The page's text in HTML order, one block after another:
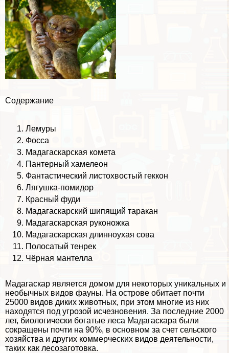
Содержание
Лемуры
Фосса
Мадагаскарская комета
Пантерный хамелеон
Фантастический листохвостый геккон
Лягушка-помидор
Красный фуди
Мадагаскарский шипящий таpaкан
Мадагаскарская руконожка
Мадагаскарская длинноухая сова
Полосатый тенрек
Чёрная мантелла
Мадагаскар является домом для некоторых уникальных и
необычных видов фауны. На острове обитает почти
25000 видов диких животных, при этом многие из них
находятся под угрозой исчезновения. За последние 2000
лет, биологически богатые леса Мадагаскара были
сокращены почти на 90%, в основном за счет сельского
хозяйства и других коммерческих видов деятельности,
таких как лесозаготовка.